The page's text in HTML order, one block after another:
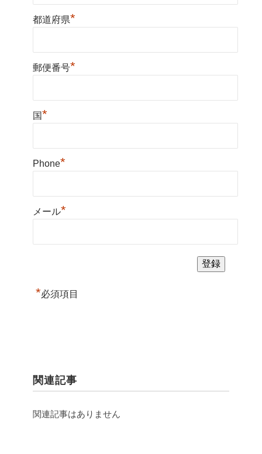
都道府県*
郵便番号*
国*
Phone*
メール*
*必須項目
関連記事
関連記事はありません